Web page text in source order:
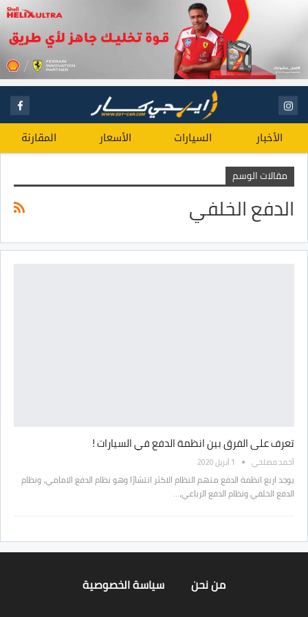
الأخبار السيارات الأسعار المقارنة
مقالات الوسم
الدفع الخلفي
تعرف على الفرق بين انظمة الدفع في السيارات !
أحمد مصلحي 1 أبريل 2020
يوجد اربع انظمة الدفع منهم النظام الاكثر انتشارًا وهو نظام الدفع الامامي، ونظام
الدفع الخلفي ونظام الدفع الرباعي،…
من نحن سياسة الخصوصية